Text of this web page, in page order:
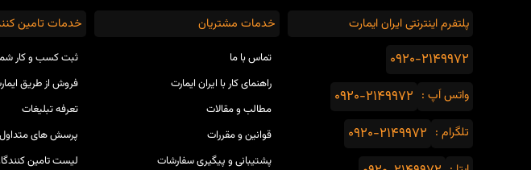
پلتفرم اینترنتی ایران ایمارت
0920-2149972
واتس اَپ : 0920-2149972
تلگرام : 0920-2149972
خدمات مشتریان
تماس با ما
راهنمای کار با ایران ایمارت
مطالب و مقالات
قوانین و مقررات
پشتیبانی و پیگیری سفارشات
خدمات تامین
ثبت کسب و کار
فروش از طریق
تعرفه تبلیغات
پرسش های
لیست تامین